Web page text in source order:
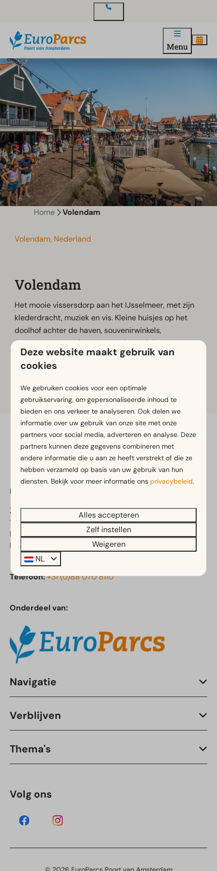
Menu
Home Volendam
Volendam, Nederland
Volendam
Het mooie vissersdorp aan het IJsselmeer, met zijn
klederdracht, muziek en vis. Kleine huisjes op het
doolhof achter de haven, souvenirwinkels,
restaurants met sfeer en met vis zo uit het water
vers op het bord.
Meer informatie
Veilig betalen
EuroParcs Poort van Amsterdam
Zeedijk 2
1154 PP Uitdam
Noord-Holland
Nederland
Telefoon:+31 (0)88 070 8110
Onderdeel van:
Navigatie
Verblijven
Thema's
Volg ons
Deze website maakt gebruik van
cookies
We gebruiken cookies voor een optimale
gebruikservaring, om gepersonaliseerde inhoud te
bieden en ons verkeer te analyseren. Ook delen we
informatie over uw gebruik van onze site met onze
partners voor social media, adverteren en analyse. Deze
partners kunnen deze gegevens combineren met
andere informatie die u aan ze heeft verstrekt of die ze
hebben verzameld op basis van uw gebruik van hun
diensten. Bekijk voor meer informatie ons privacybeleid.
Alles accepteren
Zelf instellen
Weigeren
NL